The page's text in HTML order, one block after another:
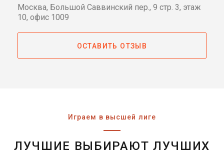
Москва, Большой Саввинский пер., 9 стр. 3, этаж
10, офис 1009
ОСТАВИТЬ ОТЗЫВ
Играем в высшей лиге
ЛУЧШИЕ ВЫБИРАЮТ ЛУЧШИХ